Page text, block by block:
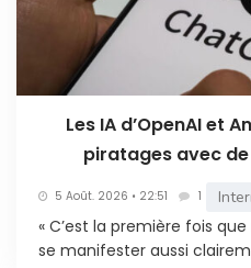
Les IA d’OpenAI et
piratages avec
5 Août. 2026 • 22:51 1
« C’est la première fois
se manifester aussi